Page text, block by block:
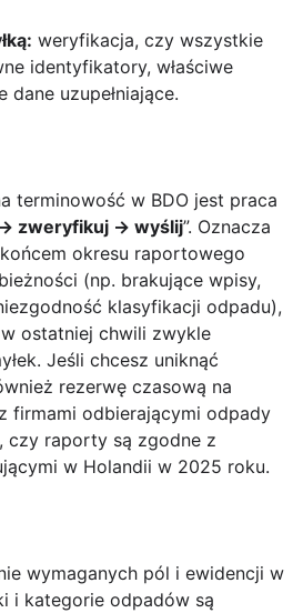
weryfikacja, czy wszystkie
identyfikatory, właściwe
uzupełniające.
terminowość w BDO jest praca
zweryfikuj → wyślij”. Oznacza
okresu raportowego
(np. brakujące wpisy,
klasyfikacji odpadu),
ostatniej chwili zwykle
Jeśli chcesz uniknąć
rezerwę czasową na
firmami odbierającymi odpady
czy raporty są zgodne z
w Holandii w 2025 roku.
wymaganych pól i ewidencji w
i kategorie odpadów są